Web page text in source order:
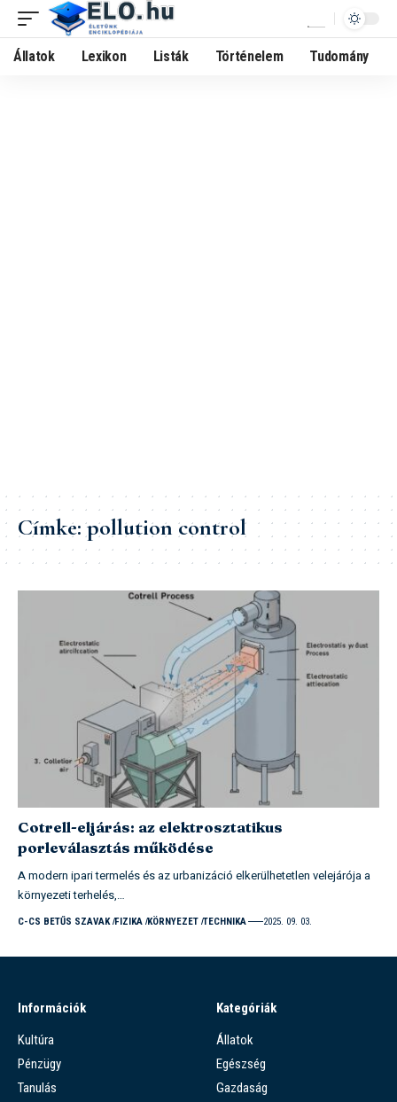
Állatok Lexikon Listák Történelem Tudomány
Címke:pollution control
Cotrell-eljárás: az elektrosztatikus
porleválasztás működése
A modern ipari termelés és az urbanizáció elkerülhetetlen velejárója a
környezeti terhelés,…
C-CS BETŰS SZAVAK FIZIKA KÖRNYEZET TECHNIKA 2025. 09. 03.
Információk
Kultúra
Pénzügy
Tanulás
Kategóriák
Állatok
Egészség
Gazdaság